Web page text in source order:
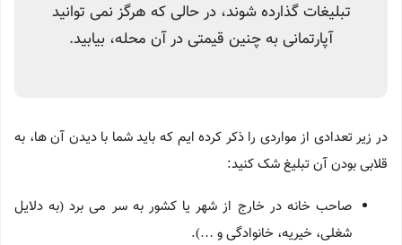
تبلیغات گذارده شوند، در حالی که هرگز نمی توانید
آپارتمانی به چنین قیمتی در آن محله، بیابید.
در زیر تعدادی از مواردی را ذکر کرده ایم که باید شما با دیدن آن ها، به
قلابی بودن آن تبلیغ شک کنید:
صاحب خانه در خارج از شهر یا کشور به سر می برد (به دلایل
شغلی، خیریه، خانوادگی و …).